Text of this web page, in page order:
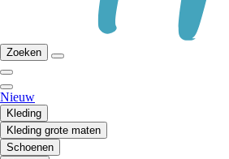
Zoeken
Nieuw
Kleding
Kleding grote maten
Schoenen